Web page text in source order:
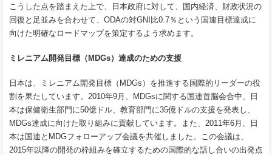
こうした点を踏まえた上で、日本政府に対して、国内経済、財政状況の
回復と足並みを合わせて、ODAの対GNI比0.7％という国連目標達成に
向けた明確なロードマップを策定するよう求めます。
ミレニアム開発目標（MDGs）達成のための支援
日本は、ミレニアム開発目標（MDGs）を推進する国際的リーダーの役
割を果たしています。2010年9月、MDGsに関する国連首脳会合中、日
本は保健衛生部門に50億ドル、教育部門に35億ドルの支援を発表し、
MDGs達成に向けた取り組みに貢献しています。また、2011年6月、日
本は国連とMDGフォローアップ会議を共催しました。この会議は、
2015年以降の開発の枠組みを確立するための国際的な話し合いの出発点